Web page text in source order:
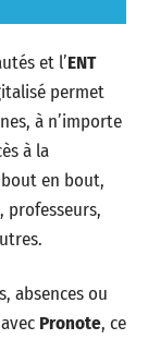
et l’ENT
permet
à n’importe
à la
en bout,
professeurs,
absences ou
Pronote, ce